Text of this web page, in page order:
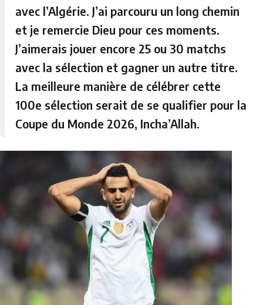
avec l’Algérie. J’ai parcouru un long chemin
et je remercie Dieu pour ces moments.
J’aimerais jouer encore 25 ou 30 matchs
avec la sélection et gagner un autre titre.
La meilleure manière de célébrer cette
100e sélection serait de se qualifier pour la
Coupe du Monde 2026, Incha’Allah.